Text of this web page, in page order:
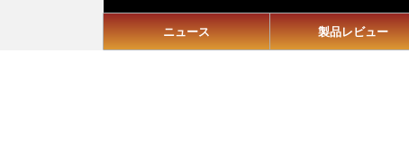
ニュース 製品レビュー